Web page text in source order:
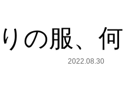
の服、
2022.08.30